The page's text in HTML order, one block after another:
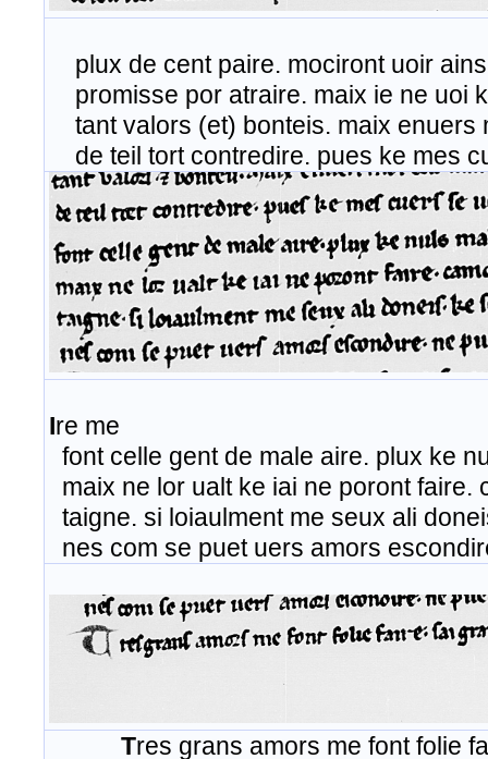
plux de cent paire. mociront uoir
promisse por atraire. maix ie ne uoi
tant valors (et) bonteis. maix enuers
de teil tort contredire. pues ke mes
Ire me
font celle gent de male aire. plux ke
maix ne lor ualt ke iai ne poront
taigne. si loiaulment me seux ali
nes com se puet uers amors
Tres grans amors me font folie